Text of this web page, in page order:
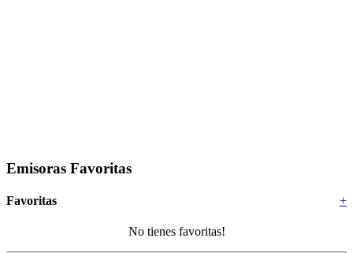
Emisoras Favoritas
+
Favoritas
No tienes favoritas!